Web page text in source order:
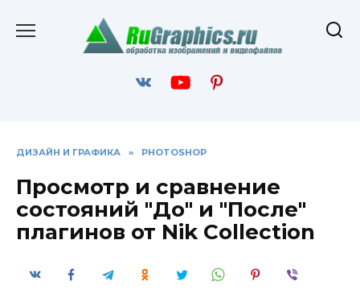
содержанию
ДИЗАЙН И ГРАФИКА » PHOTOSHOP
Просмотр и сравнение
состояний "До" и "После"
плагинов от Nik Collection